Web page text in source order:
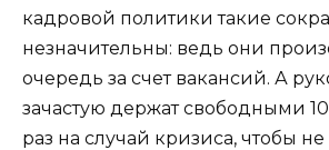
кадровой политики такие
незначительны: ведь они
очередь за счет вакансий. А
зачастую держат свободными
раз на случай кризиса, чтобы